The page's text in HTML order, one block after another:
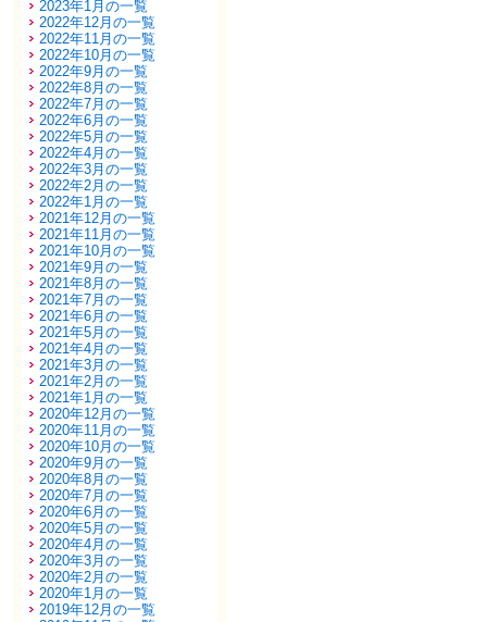
2023年1月の一覧
2022年12月の一覧
2022年11月の一覧
2022年10月の一覧
2022年9月の一覧
2022年8月の一覧
2022年7月の一覧
2022年6月の一覧
2022年5月の一覧
2022年4月の一覧
2022年3月の一覧
2022年2月の一覧
2022年1月の一覧
2021年12月の一覧
2021年11月の一覧
2021年10月の一覧
2021年9月の一覧
2021年8月の一覧
2021年7月の一覧
2021年6月の一覧
2021年5月の一覧
2021年4月の一覧
2021年3月の一覧
2021年2月の一覧
2021年1月の一覧
2020年12月の一覧
2020年11月の一覧
2020年10月の一覧
2020年9月の一覧
2020年8月の一覧
2020年7月の一覧
2020年6月の一覧
2020年5月の一覧
2020年4月の一覧
2020年3月の一覧
2020年2月の一覧
2020年1月の一覧
2019年12月の一覧